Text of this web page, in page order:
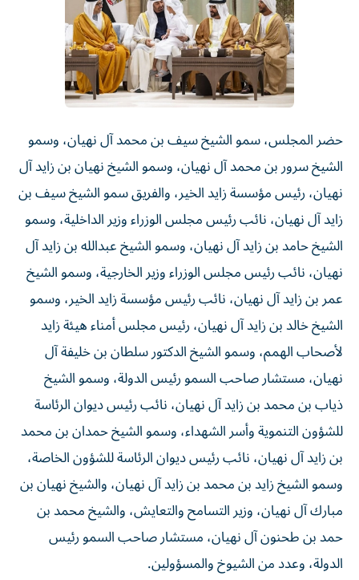
حضر المجلس، سمو الشيخ سيف بن محمد آل نهيان، وسمو
الشيخ سرور بن محمد آل نهيان، وسمو الشيخ نهيان بن زايد آل
نهيان، رئيس مؤسسة زايد الخير، والفريق سمو الشيخ سيف بن
زايد آل نهيان، نائب رئيس مجلس الوزراء وزير الداخلية، وسمو
الشيخ حامد بن زايد آل نهيان، وسمو الشيخ عبدالله بن زايد آل
نهيان، نائب رئيس مجلس الوزراء وزير الخارجية، وسمو الشيخ
عمر بن زايد آل نهيان، نائب رئيس مؤسسة زايد الخير، وسمو
الشيخ خالد بن زايد آل نهيان، رئيس مجلس أمناء هيئة زايد
لأصحاب الهمم، وسمو الشيخ الدكتور سلطان بن خليفة آل
نهيان، مستشار صاحب السمو رئيس الدولة، وسمو الشيخ
ذياب بن محمد بن زايد آل نهيان، نائب رئيس ديوان الرئاسة
للشؤون التنموية وأسر الشهداء، وسمو الشيخ حمدان بن محمد
بن زايد آل نهيان، نائب رئيس ديوان الرئاسة للشؤون الخاصة،
وسمو الشيخ زايد بن محمد بن زايد آل نهيان، والشيخ نهيان بن
مبارك آل نهيان، وزير التسامح والتعايش، والشيخ محمد بن
حمد بن طحنون آل نهيان، مستشار صاحب السمو رئيس
الدولة، وعدد من الشيوخ والمسؤولين.